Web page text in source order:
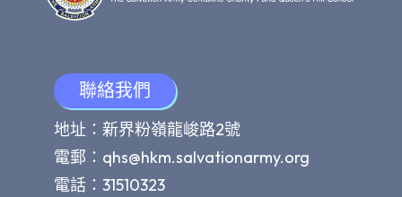
聯絡我們
地址：新界粉嶺龍峻路2號
電郵： qhs@hkm.salvationarmy.org
電話：31510323